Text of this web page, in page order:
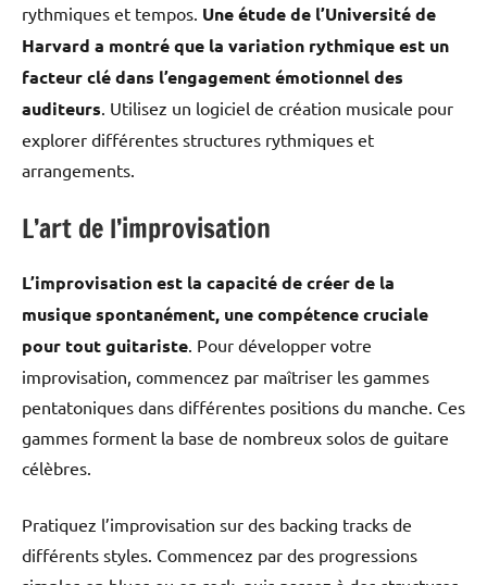
rythmiques et tempos. Une étude de l’Université de
Harvard a montré que la variation rythmique est un
facteur clé dans l’engagement émotionnel des
auditeurs . Utilisez un logiciel de création musicale pour
explorer différentes structures rythmiques et
arrangements.
L’art de l’improvisation
L’improvisation est la capacité de créer de la
musique spontanément, une compétence cruciale
pour tout guitariste . Pour développer votre
improvisation, commencez par maîtriser les gammes
pentatoniques dans différentes positions du manche. Ces
gammes forment la base de nombreux solos de guitare
célèbres.
Pratiquez l’improvisation sur des backing tracks de
différents styles. Commencez par des progressions